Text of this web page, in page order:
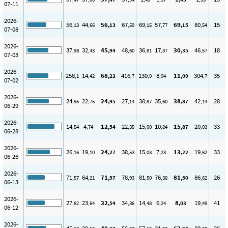
07-11
2026-
07-08
56,13 44,66 56,13 67,59 69,15 57,77 69,15 80,54 15
2026-
07-03
37,98 32,43 45,94 48,60 36,81 17,37 30,35 46,57 18
2026-
07-02
258,1 14,42 68,22 416,7 130,9 8,94 11,09 304,7 35
2026-
06-29
24,95 22,75 24,95 27,14 38,87 35,60 38,87 42,14 28
2026-
06-28
14,54 4,74 12,54 22,35 15,00 10,84 15,87 20,03 33
2026-
06-26
26,16 19,10 24,27 38,53 15,03 7,23 13,22 19,62 33
2026-
06-13
71,57 64,21 71,57 78,93 81,50 76,38 81,50 86,62 26
2026-
06-12
27,82 23,64 32,54 34,36 14,48 6,24 8,03 19,49 41
2026-